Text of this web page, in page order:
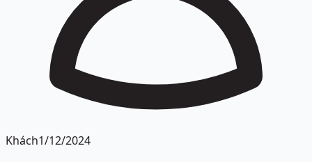
Khách1/12/2024